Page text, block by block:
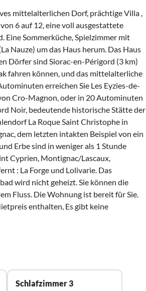
mittelalterlichen Dorf, prächtige Villa ,
6 auf 12, eine voll ausgestattete
Eine Sommerküche, Spielzimmer mit
Nauze) um das Haus herum. Das Haus
Dörfer sind Siorac-en-Périgord (3 km)
fahren können, und das mittelalterliche
erreichen Sie Les Eyzies-de-
Cro-Magnon, oder in 20 Autominuten
Noir, bedeutende historische Stätte der
La Roque Saint Christophe in
dem letzten intakten Beispiel von ein
Erbe sind in weniger als 1 Stunde
Cyprien, Montignac/Lascaux,
: La Forge und Lolivarie. Das
wird nicht geheizt. Sie können die
Fluss. Die Wohnung ist bereit für Sie.
enthalten, Es gibt keine
Schlafzimmer 3